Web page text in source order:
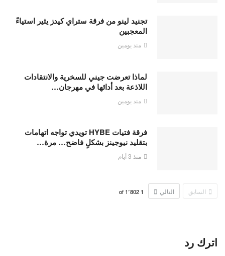
تجنيد لينو من فرقة ستراي كيدز يثير استياءً
المعجبين
منذ يومين
لماذا تعرضت جيني للسخرية والانتقادات
اللاذعة بعد أدائها في مهرجان…
منذ يومين
فرقة فتيات HYBE تويدي تواجه اتهامات
بتقليد نيوجينز بشكلٍ فاضح… مرة…
منذ 3 أيام
السابق التالي 1 1٬802
اترك رد